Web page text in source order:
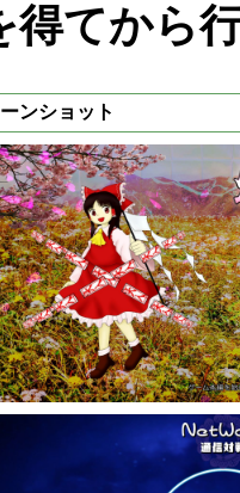
得てから
ンショット